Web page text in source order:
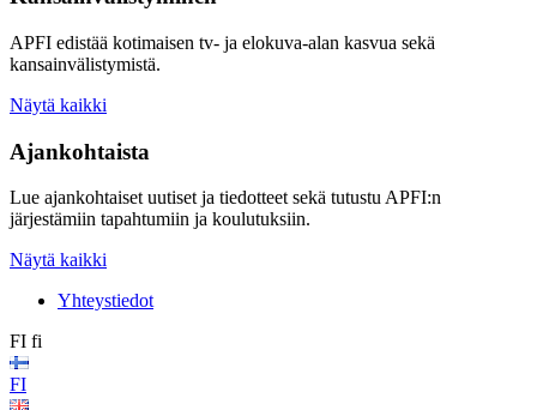
APFI edistää kotimaisen tv- ja elokuva-alan kasvua sekä
kansainvälistymistä.
Näytä kaikki
Ajankohtaista
Lue ajankohtaiset uutiset ja tiedotteet sekä tutustu APFI:n
järjestämiin tapahtumiin ja koulutuksiin.
Näytä kaikki
Yhteystiedot
FI fi
FI